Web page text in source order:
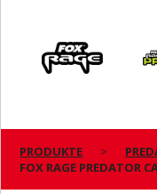
PRODUKTE
FOX RAGE PREDATOR